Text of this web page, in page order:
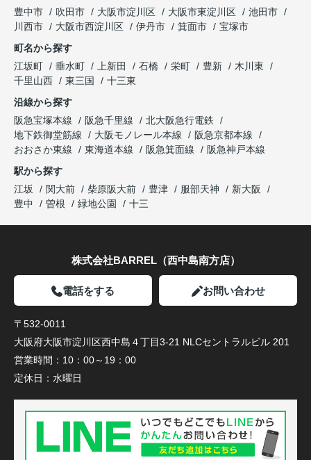
豊中市
吹田市 大阪市淀川区 大阪市東淀川区
池田市
川西市
大阪市西淀川区 伊丹市 箕面市
宝塚市
町名から探す
江坂町
垂水町 上新田 石橋 栄町 豊新
木川東
千里山西
東三国
十三東
沿線から探す
阪急宝塚本線
阪急千里線
北大阪急行電鉄
地下鉄御堂筋線
大阪モノレール本線
阪急京都本線
おおさか東線
東海道本線 阪急箕面線
阪急神戸本線
駅から探す
江坂
関大前 柴原阪大前 豊津 服部天神
新大阪
豊中
曽根 緑地公園 十三
株式会社BARREL（西中島南方店）
電話をする お問い合わせ
〒532-0011
大阪府大阪市淀川区西中島４丁目3-21 NLCセントラルビル 201
営業時間： 10：00～19：00
定休日： 水曜日